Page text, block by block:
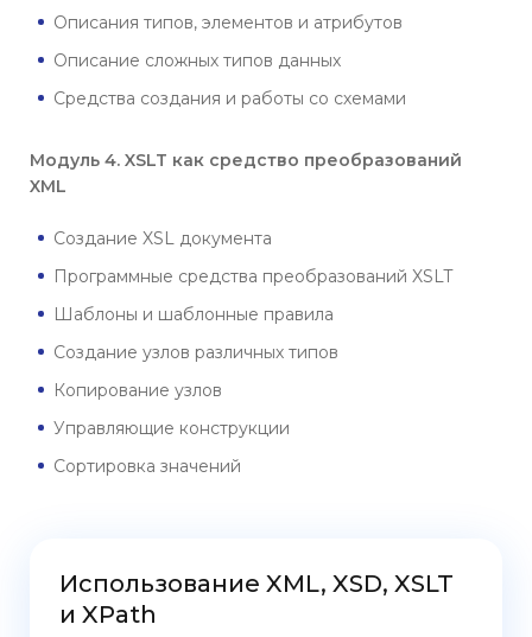
Описания типов, элементов и атрибутов
Описание сложных типов данных
Средства создания и работы со схемами
Модуль 4. XSLT как средство преобразований
XML
Создание XSL документа
Программные средства преобразований XSLT
Шаблоны и шаблонные правила
Создание узлов различных типов
Копирование узлов
Управляющие конструкции
Сортировка значений
Использование XML, XSD, XSLT
и XPath